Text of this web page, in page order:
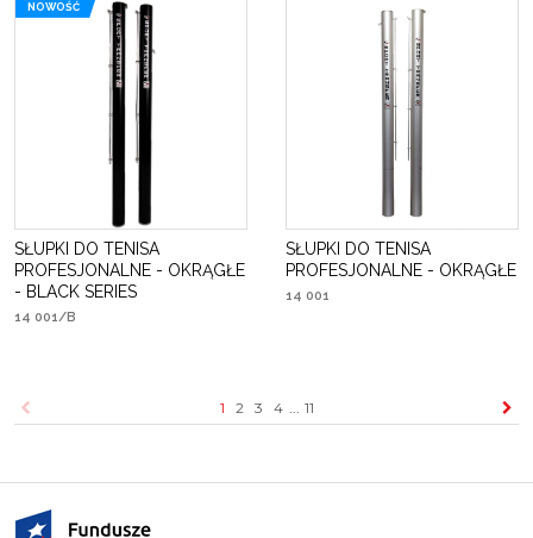
NOWOŚĆ
SŁUPKI DO TENISA
PROFESJONALNE - OKRĄGŁE
- BLACK SERIES
14 001/B
SŁUPKI DO TENISA
PROFESJONALNE - OKRĄGŁE
14 001
1 2 3 4 ... 11